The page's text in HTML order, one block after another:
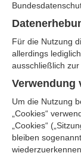
Für die Nutzung
allerdings
ausschließlich
Verwendung
Um die Nutzung
„Cookies“
„Cookies“
bleiben
wiederzuerkennen.